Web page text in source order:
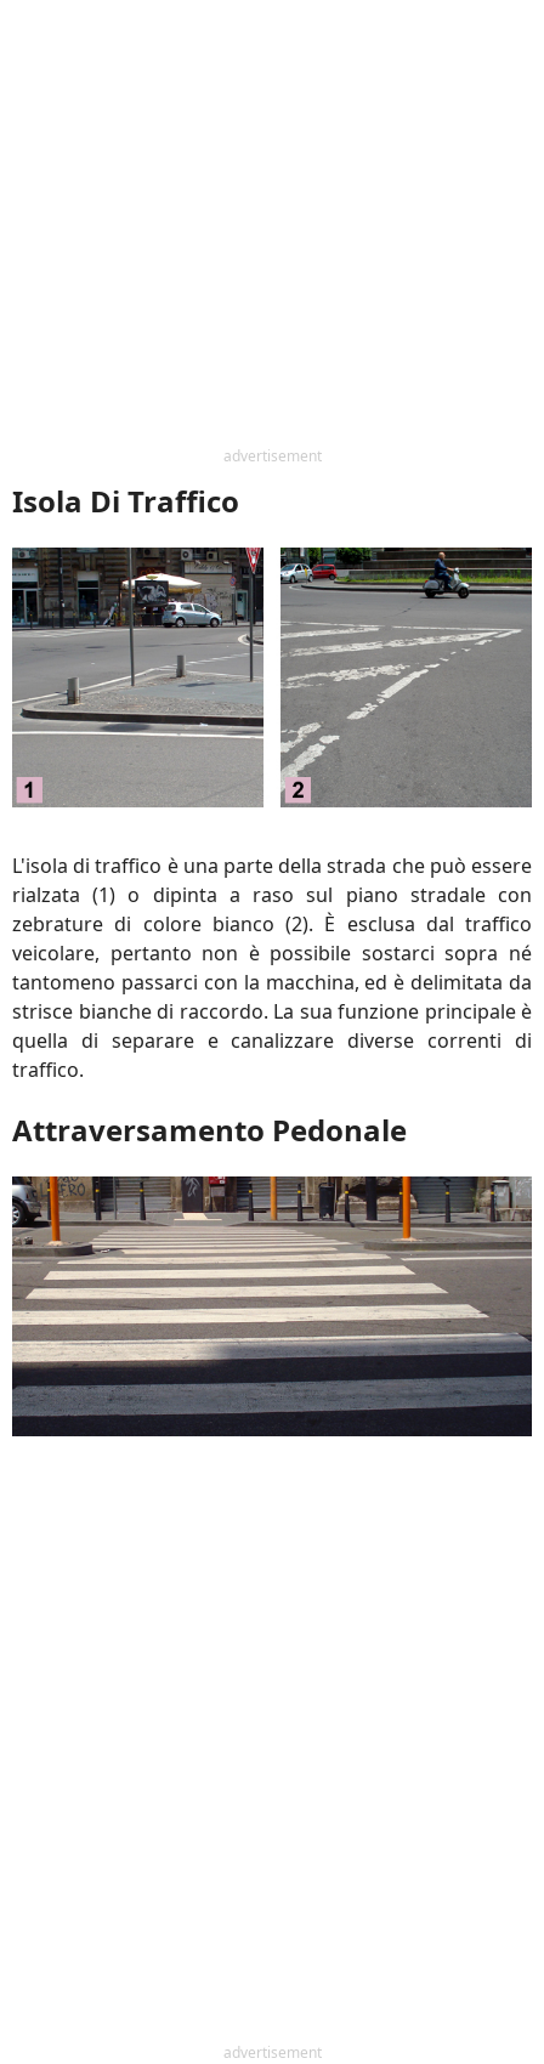
advertisement
Isola Di Traffico
L'isola di traffico è una parte della strada che può essere
rialzata (1) o dipinta a raso sul piano stradale con
zebrature di colore bianco (2). È esclusa dal traffico
veicolare, pertanto non è possibile sostarci sopra né
tantomeno passarci con la macchina, ed è delimitata da
strisce bianche di raccordo. La sua funzione principale è
quella di separare e canalizzare diverse correnti di
traffico.
Attraversamento Pedonale
advertisement